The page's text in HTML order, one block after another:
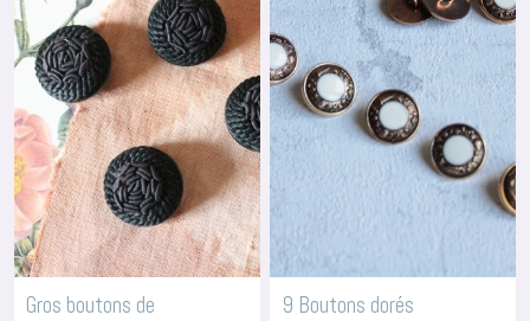
Gros boutons de
9 Boutons dorés